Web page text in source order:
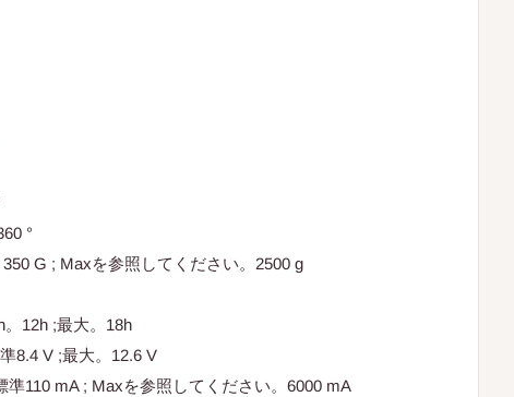
°
G ; Maxを参照してください。2500 g
12h ;最大。18h
8.4 V ;最大。12.6 V
準110 mA ; Maxを参照してください。6000 mA